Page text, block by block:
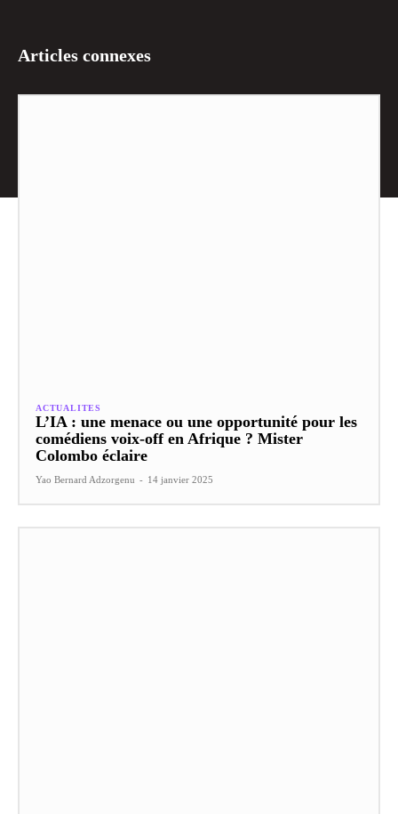
Articles connexes
ACTUALITES
L’IA : une menace ou une opportunité pour les
comédiens voix-off en Afrique ? Mister
Colombo éclaire
Yao Bernard Adzorgenu - 14 janvier 2025